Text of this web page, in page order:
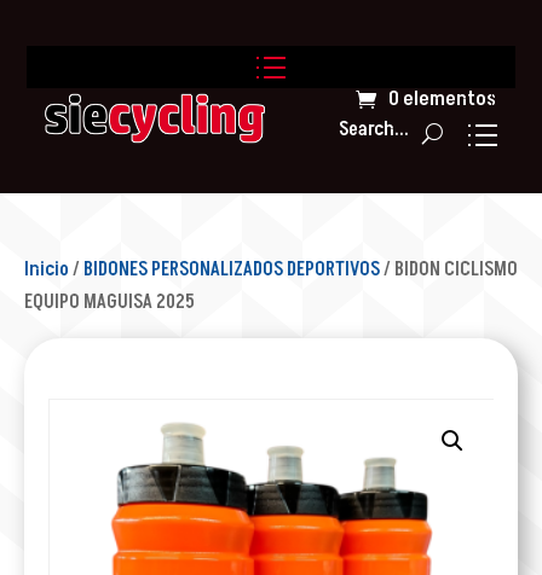
0 elementos
Search...
Inicio/ BIDONES PERSONALIZADOS DEPORTIVOS/ BIDON CICLISMO
EQUIPO MAGUISA 2025